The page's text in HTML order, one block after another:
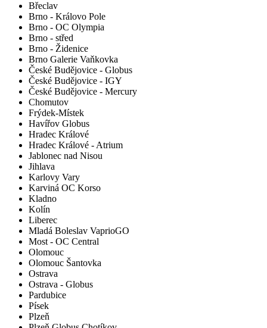
Břeclav
Brno - Královo Pole
Brno - OC Olympia
Brno - střed
Brno - Židenice
Brno Galerie Vaňkovka
České Budějovice - Globus
České Budějovice - IGY
České Budějovice - Mercury
Chomutov
Frýdek-Místek
Havířov Globus
Hradec Králové
Hradec Králové - Atrium
Jablonec nad Nisou
Jihlava
Karlovy Vary
Karviná OC Korso
Kladno
Kolín
Liberec
Mladá Boleslav VaprioGO
Most - OC Central
Olomouc
Olomouc Šantovka
Ostrava
Ostrava - Globus
Pardubice
Písek
Plzeň